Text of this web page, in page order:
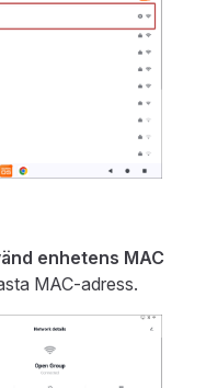
enhetens MAC
MAC-adress.